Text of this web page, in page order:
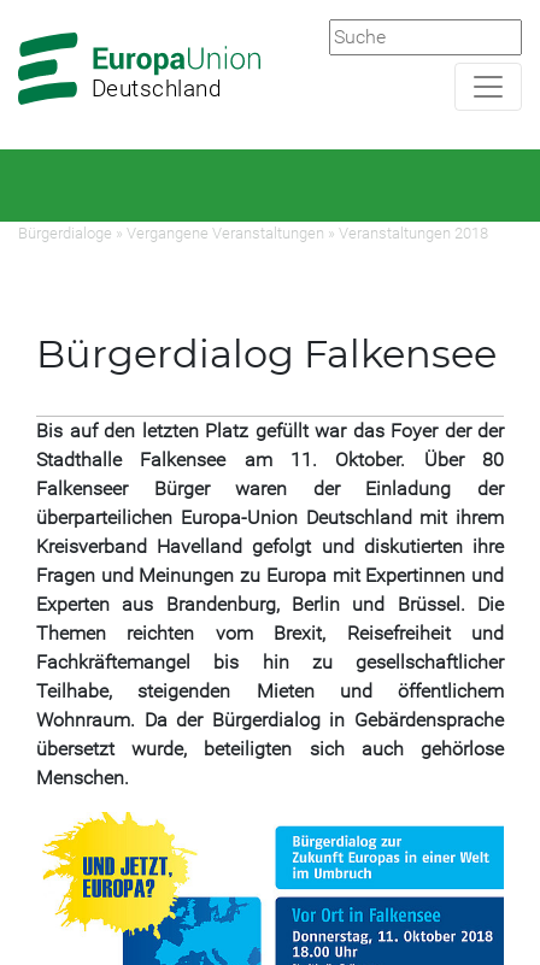
Hauptnavigation
Hauptbereich
Deutschland
Bürgerdialoge » Vergangene Veranstaltungen » Veranstaltungen 2018
Bürgerdialog Falkensee
Bis auf den letzten Platz gefüllt war das Foyer der der
Stadthalle Falkensee am 11. Oktober. Über 80
Falkenseer Bürger waren der Einladung der
überparteilichen Europa-Union Deutschland mit ihrem
Kreisverband Havelland gefolgt und diskutierten ihre
Fragen und Meinungen zu Europa mit Expertinnen und
Experten aus Brandenburg, Berlin und Brüssel. Die
Themen reichten vom Brexit, Reisefreiheit und
Fachkräftemangel bis hin zu gesellschaftlicher
Teilhabe, steigenden Mieten und öffentlichem
Wohnraum. Da der Bürgerdialog in Gebärdensprache
übersetzt wurde, beteiligten sich auch gehörlose
Menschen.